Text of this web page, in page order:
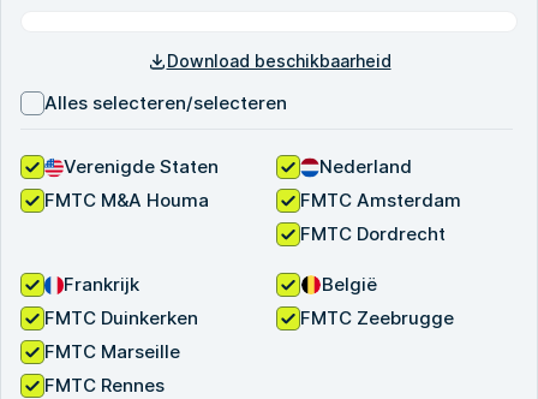
Download beschikbaarheid
Alles selecteren/selecteren
Verenigde Staten
FMTC M&A Houma
Nederland
FMTC Amsterdam
FMTC Dordrecht
Frankrijk
FMTC Duinkerken
FMTC Marseille
FMTC Rennes
België
FMTC Zeebrugge